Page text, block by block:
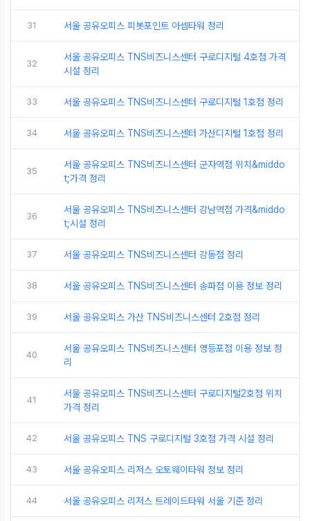
31 서울 공유오피스 피봇포인트 아셈타워 정리
32
서울 공유오피스 TNS비즈니스센터 구로디지털 4호점 가격
시설 정리
33 서울 공유오피스 TNS비즈니스센터 구로디지털 1호점 정리
34 서울 공유오피스 TNS비즈니스센터 가산디지털 1호점 정리
35
서울 공유오피스 TNS비즈니스센터 군자역점 위치&middo
t;가격 정리
36
서울 공유오피스 TNS비즈니스센터 강남역점 가격&middo
t;시설 정리
37 서울 공유오피스 TNS비즈니스센터 강동점 정리
38 서울 공유오피스 TNS비즈니스센터 송파점 이용 정보 정리
39 서울 공유오피스 가산 TNS비즈니스센터 2호점 정리
40
서울 공유오피스 TNS비즈니스센터 영등포점 이용 정보 정
리
41
서울 공유오피스 TNS비즈니스센터 구로디지털2호점 위치
가격 정리
42 서울 공유오피스 TNS 구로디지털 3호점 가격 시설 정리
43 서울 공유오피스 리저스 오토웨이타워 정보 정리
44 서울 공유오피스 리저스 트레이드타워 서울 기준 정리